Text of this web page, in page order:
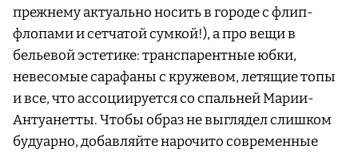
прежнему актуально носить в городе с флип-
флопами и сетчатой сумкой!), а про вещи в
бельевой эстетике: транспарентные юбки,
невесомые сарафаны с кружевом, летящие топы
и все, что ассоциируется со спальней Марии-
Антуанетты. Чтобы образ не выглядел слишком
будуарно, добавляйте нарочито современные